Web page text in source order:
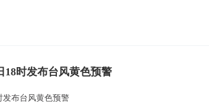
18时发布台风黄色预警
发布台风黄色预警